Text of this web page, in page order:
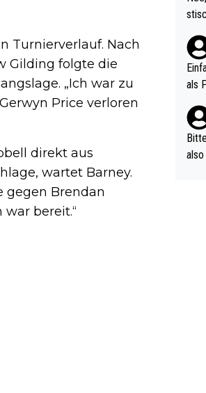
Turnierverlauf. Nach
Gilding folgte die
„Ich war zu
Price verloren
direkt aus
wartet Barney.
gegen Brendan
war bereit.“
(in
als
nes
ttler
vV
als